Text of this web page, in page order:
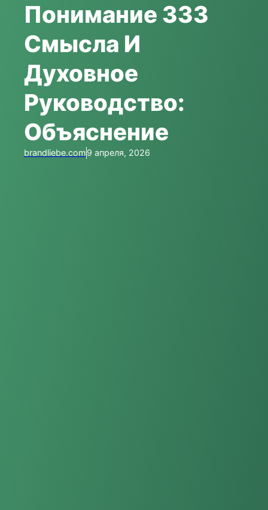
Понимание 333
Смысла И
Духовное
Руководство:
Объяснение
brandliebe.com9 апреля, 2026